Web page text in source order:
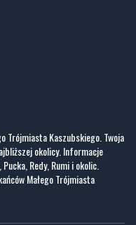
Trójmiasta Kaszubskiego. Twoja
okolicy. Informacje
Redy, Rumi i okolic.
Małego Trójmiasta